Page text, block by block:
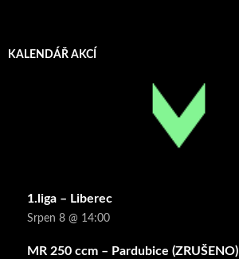
KALENDÁŘ AKCÍ
1.liga – Liberec
Srpen 8 @ 14:00
MR 250 ccm – Pardubice (ZRUŠENO)